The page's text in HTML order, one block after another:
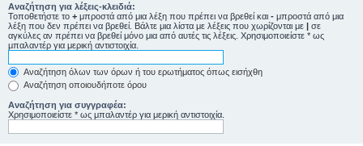
Αναζήτηση για λέξεις-κλειδιά:
Τοποθετήστε το + μπροστά από μια λέξη που πρέπει να βρεθεί και - μπροστά από μια
λέξη που δεν πρέπει να βρεθεί. Βάλτε μια λίστα με λέξεις που χωρίζονται με | σε
αγκύλες αν πρέπει να βρεθεί μόνο μια από αυτές τις λέξεις. Χρησιμοποιείστε * ως
μπαλαντέρ για μερική αντιστοιχία.
Αναζήτηση όλων των όρων ή του ερωτήματος όπως εισήχθη
Αναζήτηση οποιουδήποτε όρου
Αναζήτηση για συγγραφέα:
Χρησιμοποιείστε * ως μπαλαντέρ για μερική αντιστοιχία.